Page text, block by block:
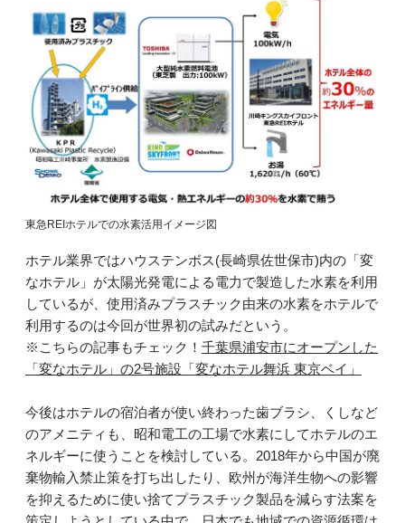
東急REIホテルでの水素活用イメージ図
ホテル業界ではハウステンボス(長崎県佐世保市)内の「変
なホテル」が太陽光発電による電力で製造した水素を利用
しているが、使用済みプラスチック由来の水素をホテルで
利用するのは今回が世界初の試みだという。
※こちらの記事もチェック！ 千葉県浦安市にオープンした
「変なホテル」の2号施設「変なホテル舞浜 東京ベイ」
今後はホテルの宿泊者が使い終わった歯ブラシ、くしなど
のアメニティも、昭和電工の工場で水素にしてホテルのエ
ネルギーに使うことを検討している。2018年から中国が廃
棄物輸入禁止策を打ち出したり、欧州が海洋生物への影響
を抑えるために使い捨てプラスチック製品を減らす法案を